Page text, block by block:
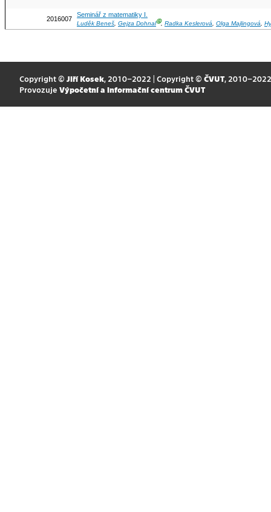
2016007
Seminář z matematiky I.
Luděk Beneš, Gejza DohnalⒼ, Radka Keslerová, Olga Majlingová,
Copyright © Jiří Kosek, 2010–2022 | Copyright © ČVUT, 2010–2022
Provozuje Výpočetní a informační centrum ČVUT